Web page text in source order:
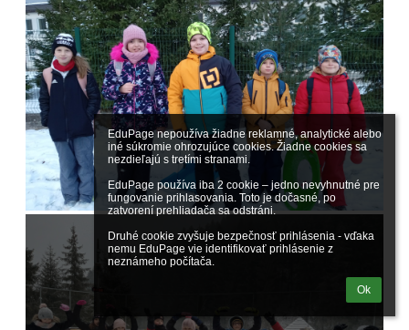
EduPage nepoužíva žiadne reklamné, analytické alebo
iné súkromie ohrozujúce cookies. Žiadne cookies sa
nezdieľajú s tretími stranami.
EduPage používa iba 2 cookie – jedno nevyhnutné pre
fungovanie prihlasovania. Toto je dočasné, po
zatvorení prehliadača sa odstráni.
Druhé cookie zvyšuje bezpečnosť prihlásenia - vďaka
nemu EduPage vie identifikovať prihlásenie z
neznámeho počítača.
Ok